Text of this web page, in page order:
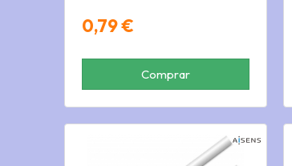
0,79 €
Comprar